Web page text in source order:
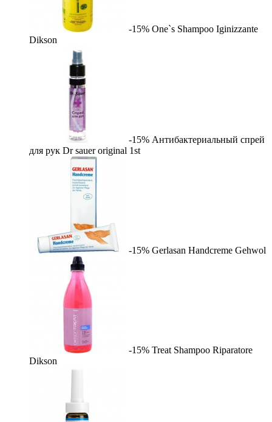
-15% One`s Shampoo Iginizzante
Dikson
-15% Антибактериальный спрей
для рук Dr sauer original 1st
-15% Gerlasan Handcreme Gehwol
-15% Treat Shampoo Riparatore
Dikson